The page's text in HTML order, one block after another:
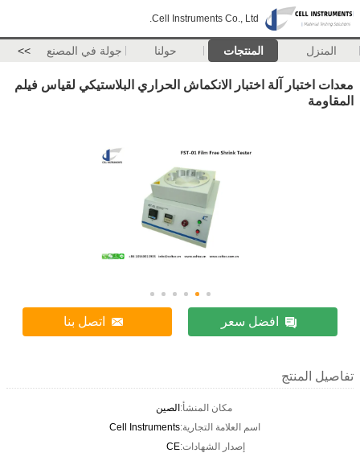
Cell Instruments Co., Ltd.
المنزل المنتجات حولنا جولة في المصنع >>
معدات اختبار آلة اختبار الانكماش الحراري البلاستيكي لقياس فيلم
المقاومة
افضل سعر اتصل بنا
تفاصيل المنتج
مكان المنشأ:الصين
اسم العلامة التجارية:Cell Instruments
إصدار الشهادات:CE